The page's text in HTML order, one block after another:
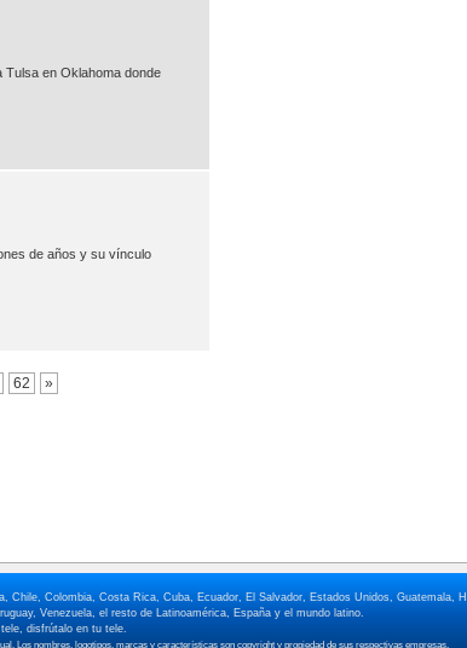
Tulsa en Oklahoma donde
de años y su vínculo
62 »
Colombia, Costa Rica, Cuba, Ecuador, El Salvador, Estados Unidos, Guatemala,
Venezuela, el resto de Latinoamérica, España y el mundo latino.
disfrútalo en tu tele.